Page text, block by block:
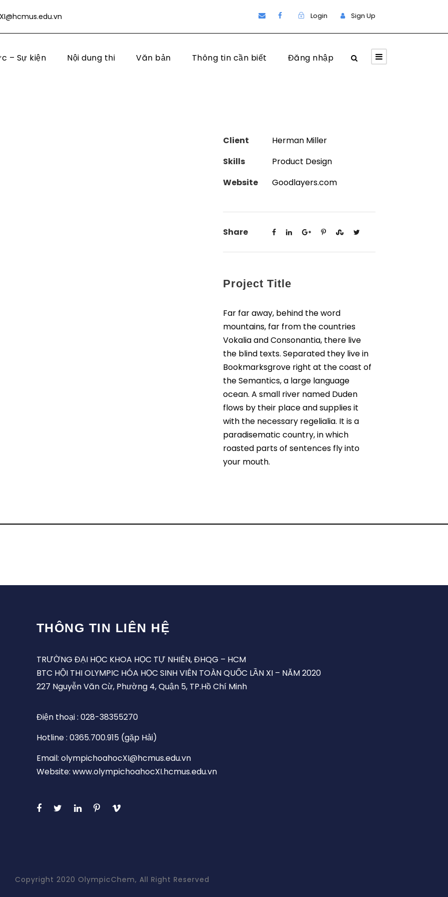
Login Sign Up
– Sự kiện Nội dung thi Văn bản Thông tin cần biết Đăng nhập
Client
Herman Miller
Skills
Product Design
Website
Goodlayers.com
Share
Project Title
Far far away, behind the word
mountains, far from the countries
Vokalia and Consonantia, there live
the blind texts. Separated they live in
Bookmarksgrove right at the coast of
the Semantics, a large language
ocean. A small river named Duden
flows by their place and supplies it
with the necessary regelialia. It is a
paradisematic country, in which
roasted parts of sentences fly into
your mouth.
THÔNG TIN LIÊN HỆ
TRƯỜNG ĐẠI HỌC KHOA HỌC TỰ NHIÊN, ĐHQG – HCM
BTC HỘI THI OLYMPIC HÓA HỌC SINH VIÊN TOÀN QUỐC LẦN XI – NĂM 2020
227 Nguyễn Văn Cừ, Phường 4, Quận 5, TP.Hồ Chí Minh
Điện thoại : 028-38355270
Hotline : 0365.700.915 (gặp Hải)
Email: olympichoahocXI@hcmus.edu.vn
Website: www.olympichoahocXI.hcmus.edu.vn
Copyright 2020 OlympicChem, All Right Reserved